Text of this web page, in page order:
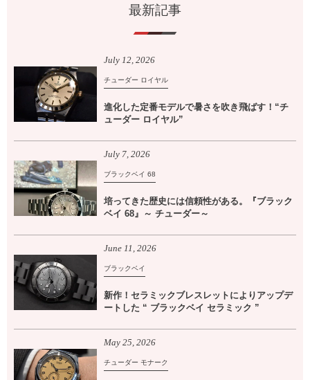
最新記事
July 12 2026
チューダー ロイヤル
進化した定番モデルで暑さを吹き飛ばす！“チ
ューダー ロイヤル”
July 7 2026
ブラックベイ 68
培ってきた歴史には信頼性がある。『ブラック
ベイ 68』～ チューダー～
June 11 2026
ブラックベイ
新作！セラミックブレスレットによりアップデ
ートした “ ブラックベイ セラミック ”
May 25 2026
チューダー モナーク